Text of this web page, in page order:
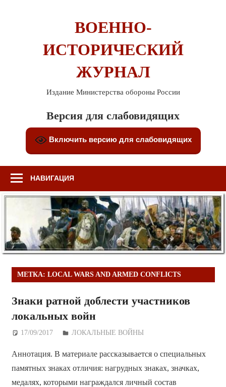
ВОЕННО-
ИСТОРИЧЕСКИЙ
ЖУРНАЛ
Издание Министерства обороны России
Версия для слабовидящих
Включить версию для слабовидящих
НАВИГАЦИЯ
МЕТКА: LOCAL WARS AND ARMED CONFLICTS
Знаки ратной доблести участников
локальных войн
17/09/2017 Дежурный по Редакции
ЛОКАЛЬНЫЕ ВОЙНЫ
Аннотация. В материале рассказывается о специальных
памятных знаках отличия: нагрудных знаках, значках,
медалях, которыми награждался личный состав